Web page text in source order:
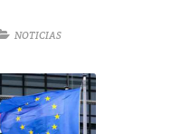
NOTICIAS